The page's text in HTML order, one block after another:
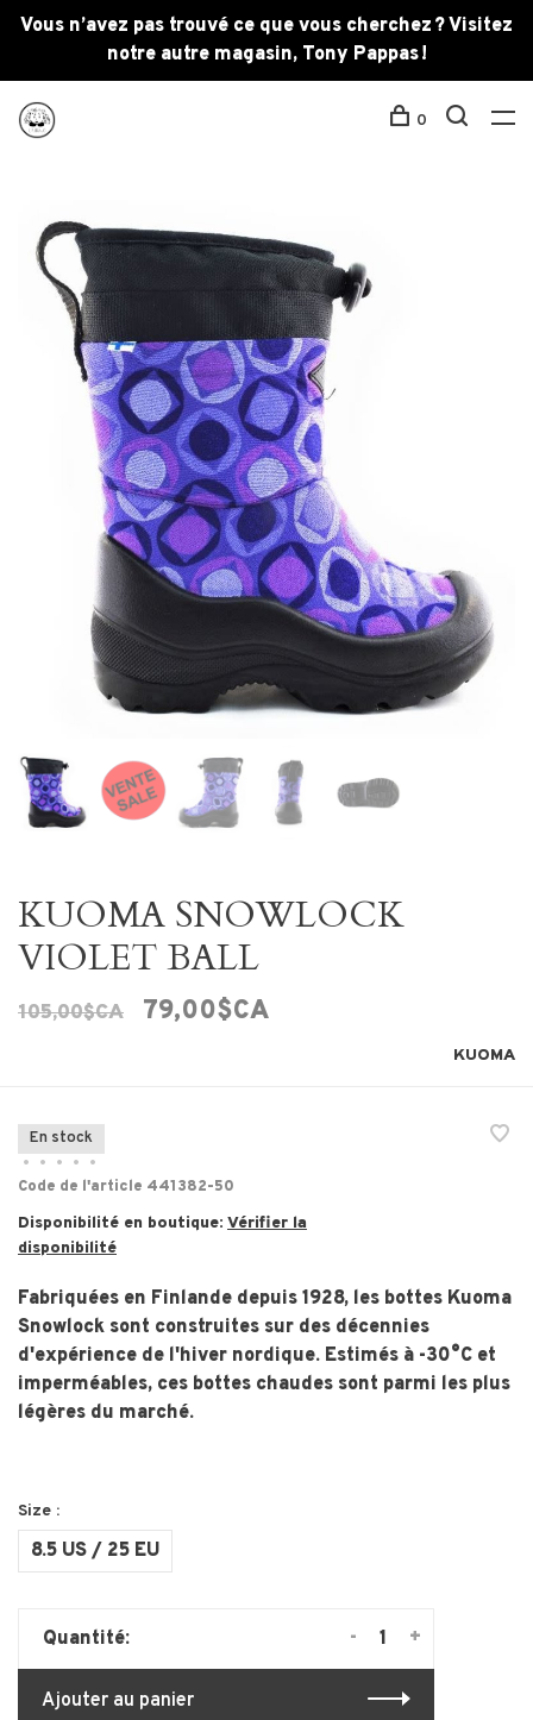
Vous n’avez pas trouvé ce que vous cherchez ? Visitez
notre autre magasin, Tony Pappas !
0
KUOMA SNOWLOCK
VIOLET BALL
105,00$CA 79,00$CA
KUOMA
En stock
•
• • •
•
Code de l'article 441382-50
Disponibilité en boutique: Vérifier la
disponibilité
Fabriquées en Finlande depuis 1928, les bottes Kuoma
Snowlock sont construites sur des décennies
d'expérience de l'hiver nordique. Estimés à -30°C et
imperméables, ces bottes chaudes sont parmi les plus
légères du marché.
Size :
8.5 US / 25 EU
Quantité: +
-
Ajouter au panier